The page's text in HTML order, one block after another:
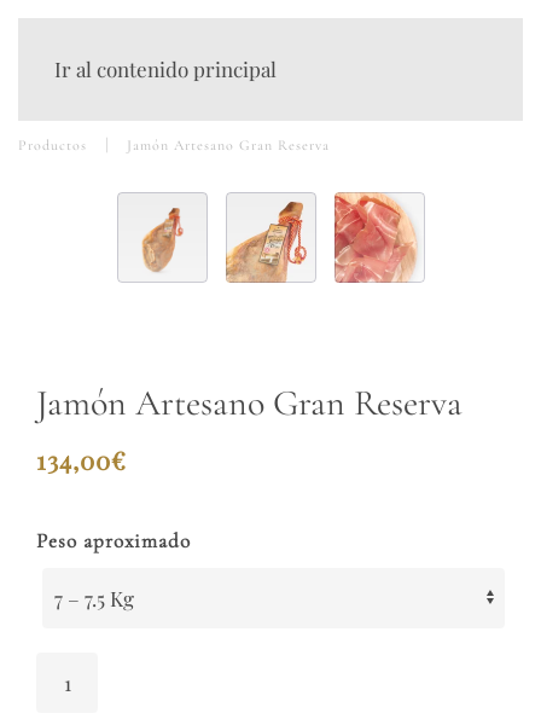
Ir al contenido principal
Productos Jamón Artesano Gran Reserva
Jamón Artesano Gran Reserva
134,00€
Peso aproximado
Artesano